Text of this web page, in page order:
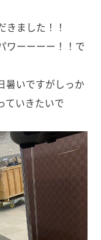
きました！！
ワーーーー！！で
暑いですがしっか
ていきたいで